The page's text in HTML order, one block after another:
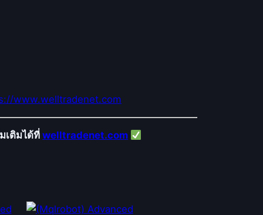
www.welltradenet.com
เติมได้ที่welltradenet.com